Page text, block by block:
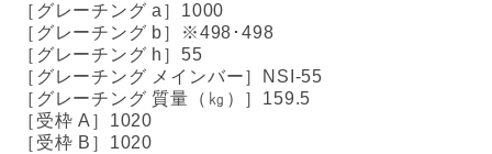
1000
※498･498
55
NSI-55
159.5
1020
1020